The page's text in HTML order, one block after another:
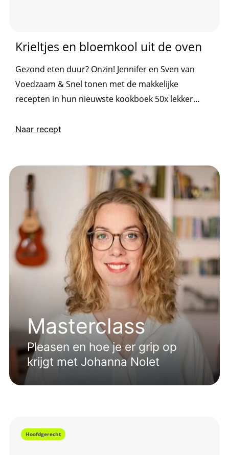
Krieltjes en bloemkool uit de oven
Gezond eten duur? Onzin! Jennifer en Sven van
Voedzaam & Snel tonen met de makkelijke
recepten in hun nieuwste kookboek 50x lekker
bewust koken ook nog eens ontzettend betaalbaar
Naar recept
Masterclass
Pleasen en hoe je er grip op
krijgt met Johanna Nolet
Hoofdgerecht